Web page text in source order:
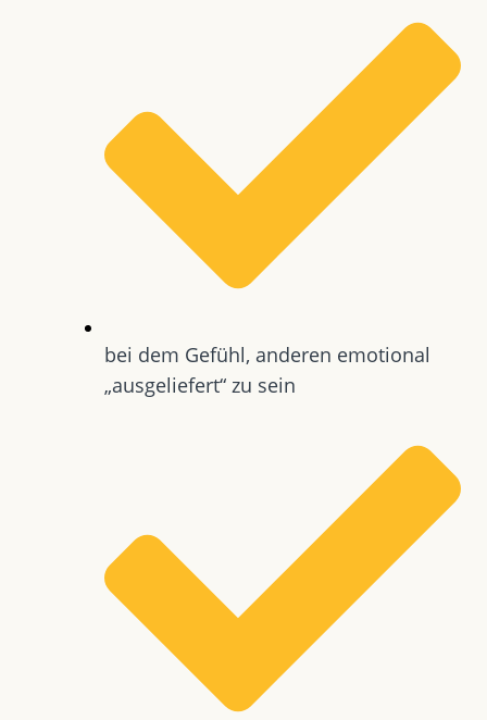
bei dem Gefühl, anderen emotional
„ausgeliefert“ zu sein